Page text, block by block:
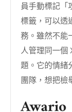
員手動標記「
標籤，可以透
務。雖然不能
人管理同一個
題。它的情緒
團隊，想把檢